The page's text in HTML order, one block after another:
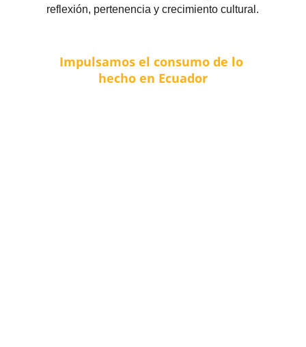
reflexión, pertenencia y crecimiento cultural.
Impulsamos el consumo de lo
hecho en Ecuador